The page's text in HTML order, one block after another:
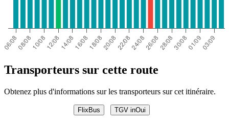
Transporteurs sur cette route
Obtenez plus d'informations sur les transporteurs sur cet itinéraire.
FlixBus TGV inOui